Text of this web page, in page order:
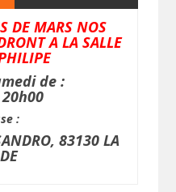
DE MARS NOS
A LA SALLE
de :
:
83130 LA